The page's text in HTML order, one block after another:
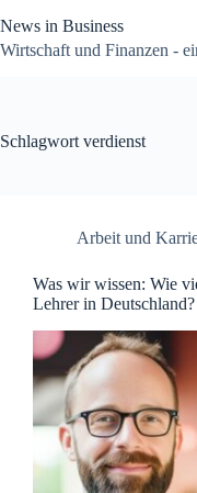
Inhalt
springen
News in Business
Wirtschaft und Finanzen -
Schlagwort verdienst
Arbeit und
Was wir wissen: Wie
Lehrer in Deutschland?